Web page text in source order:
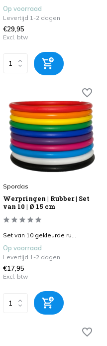
Op voorraad
Levertijd 1-2 dagen
€29,95
Excl. btw
Spordas
Werpringen | Rubber | Set
van 10 | Ø 15 cm
Set van 10 gekleurde ru...
Op voorraad
Levertijd 1-2 dagen
€17,95
Excl. btw